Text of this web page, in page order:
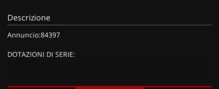
Descrizione
Annuncio:84397
DOTAZIONI DI SERIE: